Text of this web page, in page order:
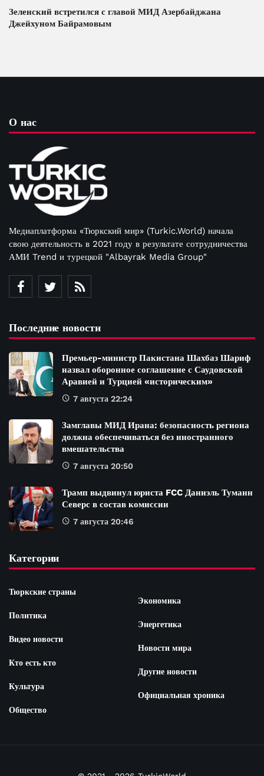
Зеленский встретился с главой МИД Азербайджана
Джейхуном Байрамовым
О нас
Медиаплатформа «Тюркский мир» (Turkic.World) начала
свою деятельность в 2021 году в результате сотрудничества
АМИ Trend и турецкой "Albayrak Media Group"
Последние новости
Премьер-министр Пакистана Шахбаз Шариф
назвал оборонное соглашение с Саудовской
Аравией и Турцией «историческим»
7 августа 22:24
Замглавы МИД Ирана: безопасность региона
должна обеспечиваться без иностранного
вмешательства
7 августа 20:50
Трамп выдвинул юриста FCC Даниэль Туманн
Северс в состав комиссии
7 августа 20:46
Категории
Тюркские страны
Политика
Видео новости
Кто есть кто
Культура
Общество
Экономика
Энергетика
Новости мира
Другие новости
Официальная хроника